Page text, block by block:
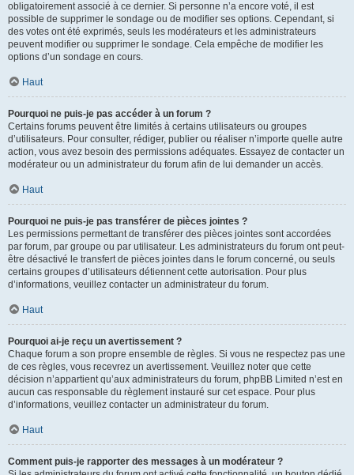
obligatoirement associé à ce dernier. Si personne n’a encore voté, il est
possible de supprimer le sondage ou de modifier ses options. Cependant, si
des votes ont été exprimés, seuls les modérateurs et les administrateurs
peuvent modifier ou supprimer le sondage. Cela empêche de modifier les
options d’un sondage en cours.
Haut
Pourquoi ne puis-je pas accéder à un forum ?
Certains forums peuvent être limités à certains utilisateurs ou groupes
d’utilisateurs. Pour consulter, rédiger, publier ou réaliser n’importe quelle autre
action, vous avez besoin des permissions adéquates. Essayez de contacter un
modérateur ou un administrateur du forum afin de lui demander un accès.
Haut
Pourquoi ne puis-je pas transférer de pièces jointes ?
Les permissions permettant de transférer des pièces jointes sont accordées
par forum, par groupe ou par utilisateur. Les administrateurs du forum ont peut-
être désactivé le transfert de pièces jointes dans le forum concerné, ou seuls
certains groupes d’utilisateurs détiennent cette autorisation. Pour plus
d’informations, veuillez contacter un administrateur du forum.
Haut
Pourquoi ai-je reçu un avertissement ?
Chaque forum a son propre ensemble de règles. Si vous ne respectez pas une
de ces règles, vous recevrez un avertissement. Veuillez noter que cette
décision n’appartient qu’aux administrateurs du forum, phpBB Limited n’est en
aucun cas responsable du règlement instauré sur cet espace. Pour plus
d’informations, veuillez contacter un administrateur du forum.
Haut
Comment puis-je rapporter des messages à un modérateur ?